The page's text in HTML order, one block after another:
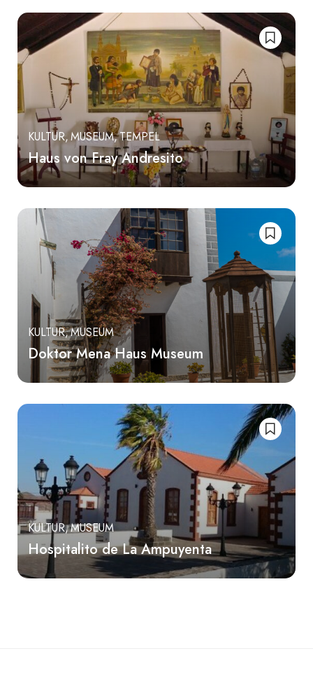
KULTUR MUSEUM TEMPEL
Haus von Fray Andresito
KULTUR MUSEUM
Doktor Mena Haus Museum
KULTUR MUSEUM
Hospitalito de La Ampuyenta